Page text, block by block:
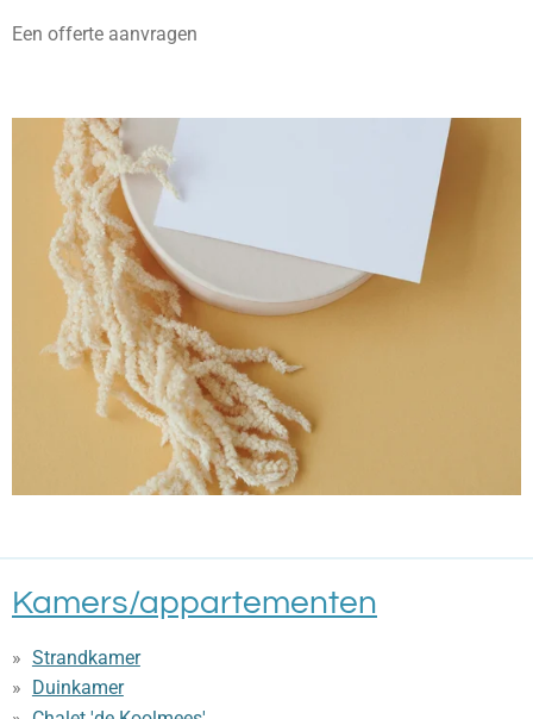
Een offerte aanvragen
Kamers/appartementen
Strandkamer
Duinkamer